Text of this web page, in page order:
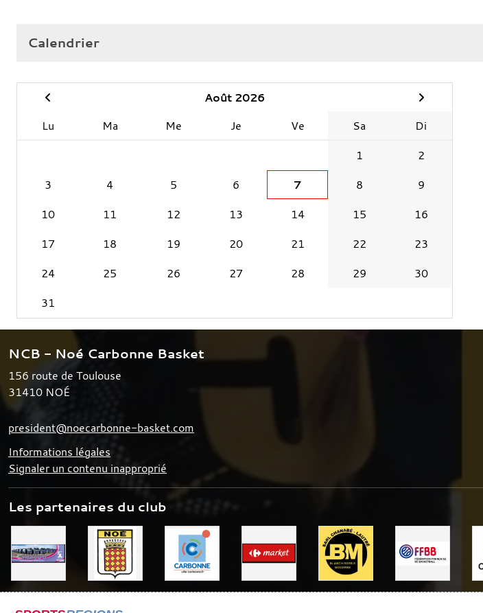
Calendrier
Août 2026
Lu
Ma Me Je Ve Sa
Di
1
2
3
4 5 6 7 8
9
10
11 12 13 14 15
16
17
18 19 20 21 22
23
24
25 26 27 28 29
30
31
NCB - Noé Carbonne Basket
156 route de Toulouse
31410 NOÉ
president@noecarbonne-basket.com
Informations légales
Signaler un contenu inapproprié
Les partenaires du club